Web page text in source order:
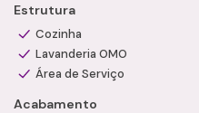
a Camila Ramos Imóveis.
Estrutura
Cozinha
Lavanderia OMO
Área de Serviço
Acabamento